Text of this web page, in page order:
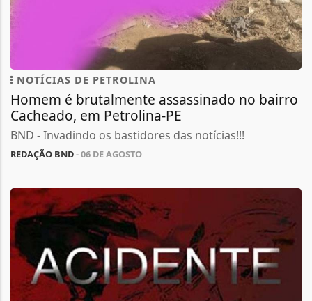
NOTÍCIAS DE PETROLINA
Homem é brutalmente assassinado no bairro
Cacheado, em Petrolina-PE
BND - Invadindo os bastidores das notícias!!!
REDAÇÃO BND- 06 DE AGOSTO